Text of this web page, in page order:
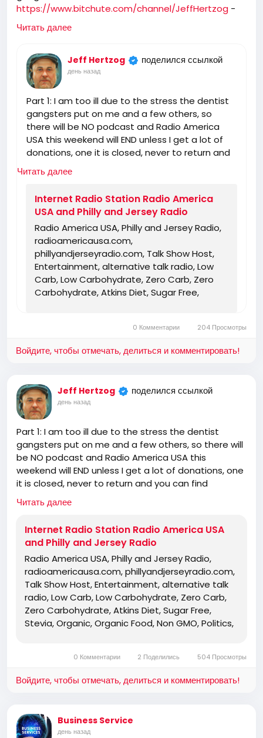
https://www.bitchute.com/channel/JeffHertzog -
when I feel better I will do a show on Bitchute and rip
you and tell you what I really think of you! 🖕
Читать далее
Jeff Hertzog поделился ссылкой
день назад
Part 1: I am too ill due to the stress the dentist
gangsters put on me and a few others, so
there will be NO podcast and Radio America
USA this weekend will END unless I get a lot of
donations, one it is closed, never to return and
https://www.radioamericausa.com/
Читать далее
Internet Radio Station Radio America
USA and Philly and Jersey Radio
Radio America USA, Philly and Jersey Radio,
radioamericausa.com,
phillyandjerseyradio.com, Talk Show Host,
Entertainment, alternative talk radio, Low
Carb, Low Carbohydrate, Zero Carb, Zero
Carbohydrate, Atkins Diet, Sugar Free,
Independent Radio, Non Liberal Radio, Non
Internet Radio, Internet Radio Station,
conspiracies, talk show, personality,
broadcaster, broadcasting, on the Radio,
talking politics, political talk, night time
radio, late night talk shows, Independent
Politics, Independent Religion, Bible, King
James Bible, King James Bible 1611, Jesus,
Jesus Christ, Lord Jesus Christ, Yeshua,
Yeshua Messiah, Bible, King James Bible,
King James Bible 1611, KJV, Authorized
Version, Textus Receptus, Masoretic Text,
salvation, eternal security, independent,
non denominational, non Baptist, non
Pentecostal, non charismatic, non
ecumenical, church, lehigh valley, allentown,
pennsylvania, united states, rightly, dividing,
Rightly-Dividing the Word, dispensational, 2
Timothy 2:15, Pauline, home-style Bible
classes, Israel, rapture, millennium, Genesis,
Romans, Body of Christ, old Adam,
Jews, Hebrews, Israelites
0 Комментарии 204 Просмотры
Войдите, чтобы отмечать, делиться и комментировать!
Jeff Hertzog поделился ссылкой
день назад
Part 1: I am too ill due to the stress the dentist
gangsters put on me and a few others, so there will
be NO podcast and Radio America USA this
weekend will END unless I get a lot of donations, one
it is closed, never to return and you can find
someone else for the truth!
https://www.radioamericausa.com/
Читать далее
Internet Radio Station Radio America USA
and Philly and Jersey Radio
Radio America USA, Philly and Jersey Radio,
radioamericausa.com, phillyandjerseyradio.com,
Talk Show Host, Entertainment, alternative talk
radio, Low Carb, Low Carbohydrate, Zero Carb,
Zero Carbohydrate, Atkins Diet, Sugar Free,
Stevia, Organic, Organic Food, Non GMO, Politics,
Third Party Radio, Internet Radio, Internet Radio
Station, Health Freedom, old time radio
conspiracy, conspiracies, talk show, personality,
politics, political talk, night time radio, late night
talk shows, Independent Politics, Independent
0 Комментарии 2 Поделились 504 Просмотры
Войдите, чтобы отмечать, делиться и комментировать!
Business Service
день назад